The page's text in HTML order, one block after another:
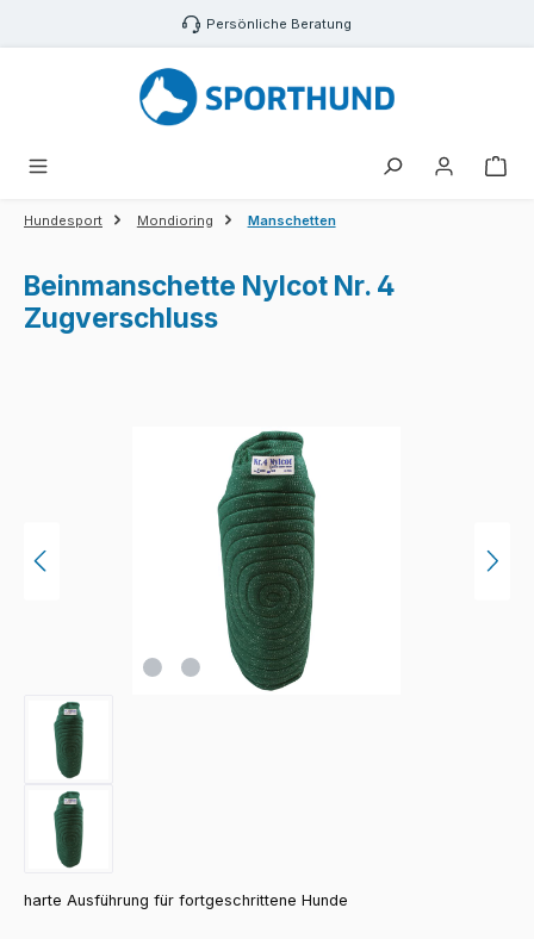
Zum Hauptinhalt springen Persönliche Beratung
Hundesport Mondioring Manschetten
Beinmanschette Nylcot Nr. 4
Zugverschluss
harte Ausführung für fortgeschrittene Hunde